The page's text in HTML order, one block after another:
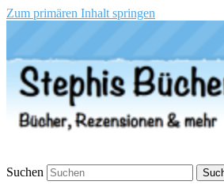
Zum primären Inhalt springen
Stephis Bücher Blog
Suchen